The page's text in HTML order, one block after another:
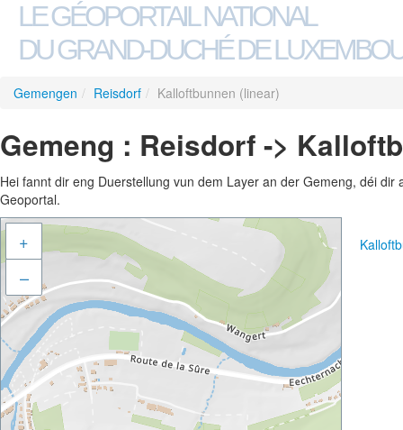
LE GÉOPORTAIL NATIONAL
DU GRAND-DUCHÉ DE
Gemengen / Reisdorf / Kalloftbunnen (linear)
Gemeng : Reisdorf ->
Hei fannt dir eng Duerstellung vun dem Layer an der Gemeng, déi
Geoportal.
+
–